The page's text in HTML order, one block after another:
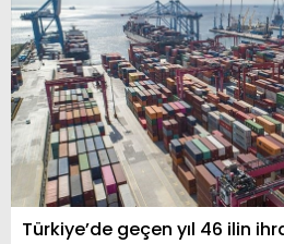
Türkiye’de geçen yıl 46 ilin